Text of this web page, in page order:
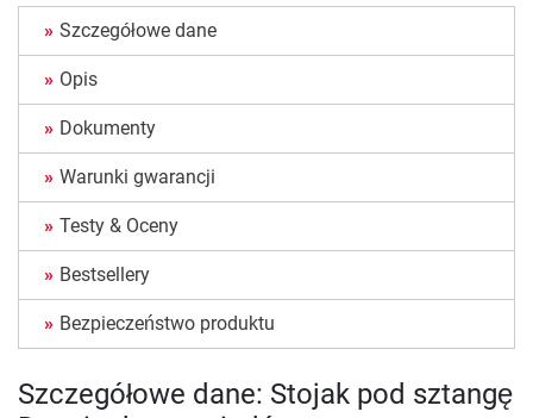
Szczegółowe dane
Opis
Dokumenty
Warunki gwarancji
Testy & Oceny
Bestsellery
Bezpieczeństwo produktu
Szczegółowe dane: Stojak pod sztangę